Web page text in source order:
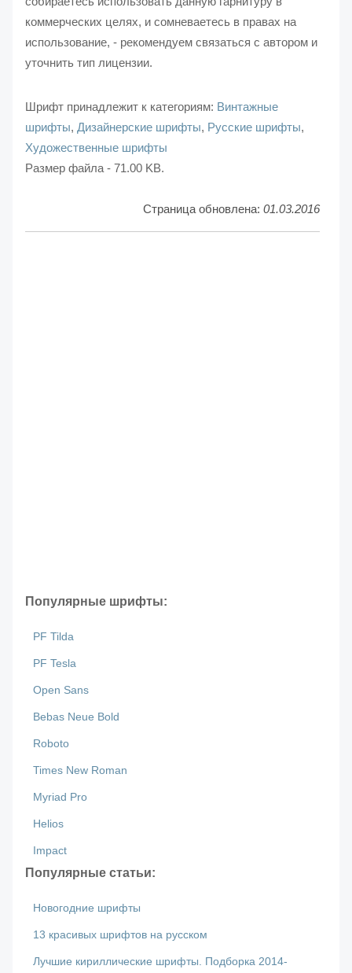
коммерческих целях, и сомневаетесь в правах на
использование, - рекомендуем связаться с автором и
уточнить тип лицензии.
Шрифт принадлежит к категориям: Винтажные
шрифты, Дизайнерские шрифты, Русские шрифты,
Художественные шрифты
Размер файла - 71.00 KB.
Страница обновлена: 01.03.2016
Популярные шрифты:
PF Tilda
PF Tesla
Open Sans
Bebas Neue Bold
Roboto
Times New Roman
Myriad Pro
Helios
Impact
Популярные статьи:
Новогодние шрифты
13 красивых шрифтов на русском
Лучшие кириллические шрифты. Подборка 2014-